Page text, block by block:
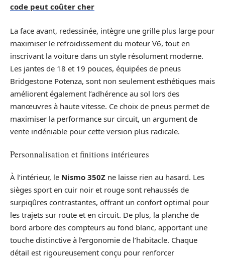
code peut coûter cher
La face avant, redessinée, intègre une grille plus large pour
maximiser le refroidissement du moteur V6, tout en
inscrivant la voiture dans un style résolument moderne.
Les jantes de 18 et 19 pouces, équipées de pneus
Bridgestone Potenza, sont non seulement esthétiques mais
améliorent également l’adhérence au sol lors des
manœuvres à haute vitesse. Ce choix de pneus permet de
maximiser la performance sur circuit, un argument de
vente indéniable pour cette version plus radicale.
Personnalisation et finitions intérieures
À l’intérieur, le Nismo 350Z ne laisse rien au hasard. Les
sièges sport en cuir noir et rouge sont rehaussés de
surpiqûres contrastantes, offrant un confort optimal pour
les trajets sur route et en circuit. De plus, la planche de
bord arbore des compteurs au fond blanc, apportant une
touche distinctive à l’ergonomie de l’habitacle. Chaque
détail est rigoureusement conçu pour renforcer